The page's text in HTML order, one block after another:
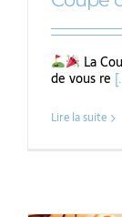
La
de vous re
Lire la suite